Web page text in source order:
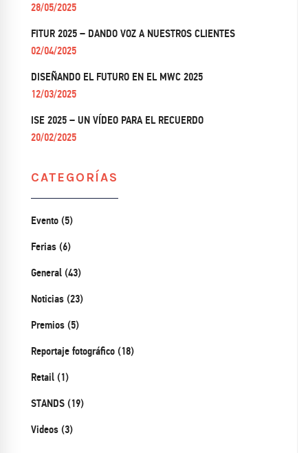
28/05/2025
FITUR 2025 – DANDO VOZ A NUESTROS CLIENTES
02/04/2025
DISEÑANDO EL FUTURO EN EL MWC 2025
12/03/2025
ISE 2025 – UN VÍDEO PARA EL RECUERDO
20/02/2025
CATEGORÍAS
Evento (5)
Ferias (6)
General (43)
Noticias (23)
Premios (5)
Reportaje fotográfico (18)
Retail (1)
STANDS (19)
Videos (3)